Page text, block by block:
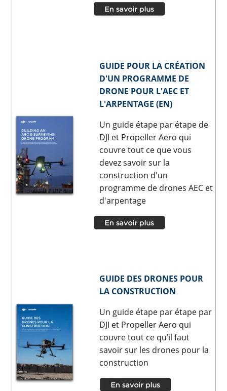
GUIDE POUR LA CRÉATION
D'UN PROGRAMME DE
DRONE POUR L'AEC ET
L'ARPENTAGE (EN)
Un guide étape par étape de
DJI et Propeller Aero qui
couvre tout ce que vous
devez savoir sur la
construction d'un
programme de drones AEC et
d'arpentage
GUIDE DES DRONES POUR
LA CONSTRUCTION
Un guide étape par étape par
DJI et Propeller Aero qui
couvre tout ce qu’il faut
savoir sur les drones pour la
construction